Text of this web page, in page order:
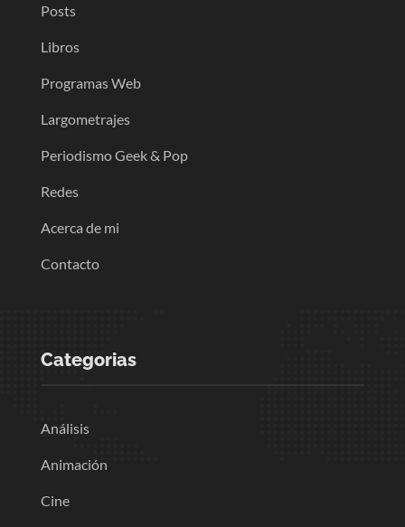
Posts
Libros
Programas Web
Largometrajes
Periodismo Geek & Pop
Redes
Acerca de mi
Contacto
Categorias
Análisis
Animación
Cine